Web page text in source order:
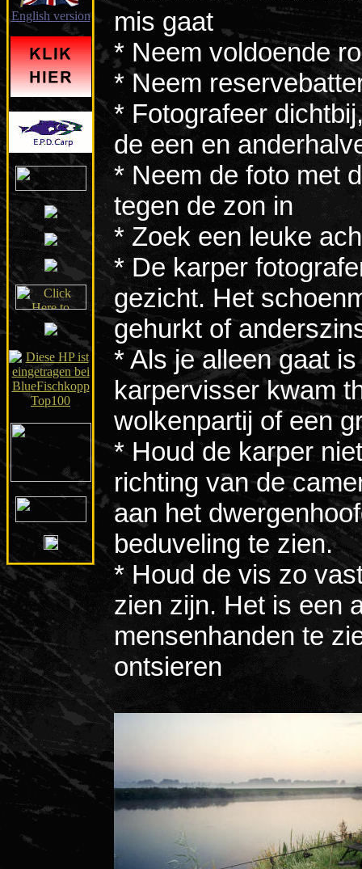
English version
mis gaat
* Neem voldoende
* Neem
* Fotografeer
de een en
* Neem de foto met
tegen de zon in
* Zoek een leuke
* De karper
gezicht. Het
gehurkt of
* Als je alleen gaat
karpervisser kwam
wolkenpartij of een
* Houd de karper
richting van de
aan het
beduveling te
* Houd de vis zo
zien zijn. Het is een
mensenhanden te
ontsieren